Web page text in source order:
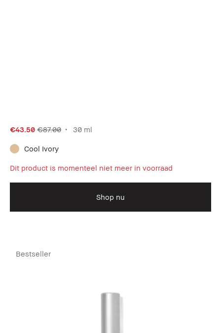
€43.50 €87.00 30 ml
Cool Ivory
Dit product is momenteel niet meer in voorraad
Shop nu
Bestseller